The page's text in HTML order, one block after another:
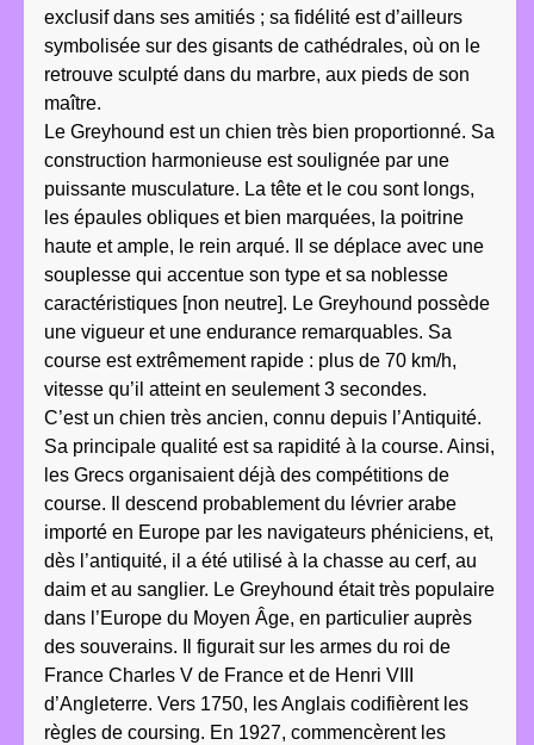
exclusif dans ses amitiés ; sa fidélité est d’ailleurs
symbolisée sur des gisants de cathédrales, où on le
retrouve sculpté dans du marbre, aux pieds de son
maître.
Le Greyhound est un chien très bien proportionné. Sa
construction harmonieuse est soulignée par une
puissante musculature. La tête et le cou sont longs,
les épaules obliques et bien marquées, la poitrine
haute et ample, le rein arqué. Il se déplace avec une
souplesse qui accentue son type et sa noblesse
caractéristiques [non neutre]. Le Greyhound possède
une vigueur et une endurance remarquables. Sa
course est extrêmement rapide : plus de 70 km/h,
vitesse qu’il atteint en seulement 3 secondes.
C’est un chien très ancien, connu depuis l’Antiquité.
Sa principale qualité est sa rapidité à la course. Ainsi,
les Grecs organisaient déjà des compétitions de
course. Il descend probablement du lévrier arabe
importé en Europe par les navigateurs phéniciens, et,
dès l’antiquité, il a été utilisé à la chasse au cerf, au
daim et au sanglier. Le Greyhound était très populaire
dans l’Europe du Moyen Âge, en particulier auprès
des souverains. Il figurait sur les armes du roi de
France Charles V de France et de Henri VIII
d’Angleterre. Vers 1750, les Anglais codifièrent les
règles de coursing. En 1927, commencèrent les